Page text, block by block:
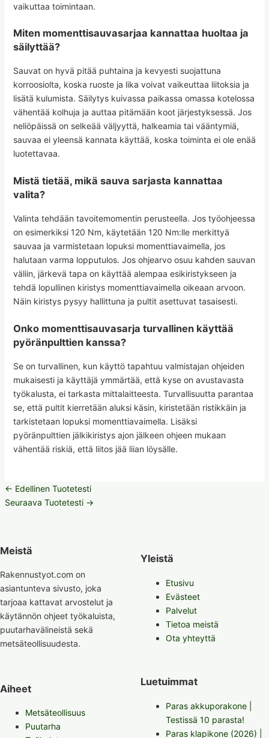
vaikuttaa toimintaan.
Miten momenttisauvasarjaa kannattaa huoltaa ja
säilyttää?
Sauvat on hyvä pitää puhtaina ja kevyesti suojattuna
korroosiolta, koska ruoste ja lika voivat vaikeuttaa liitoksia ja
lisätä kulumista. Säilytys kuivassa paikassa omassa kotelossa
vähentää kolhuja ja auttaa pitämään koot järjestyksessä. Jos
neliöpäissä on selkeää väljyyttä, halkeamia tai vääntymiä,
sauvaa ei yleensä kannata käyttää, koska toiminta ei ole enää
luotettavaa.
Mistä tietää, mikä sauva sarjasta kannattaa
valita?
Valinta tehdään tavoitemomentin perusteella. Jos työohjeessa
on esimerkiksi 120 Nm, käytetään 120 Nm:lle merkittyä
sauvaa ja varmistetaan lopuksi momenttiavaimella, jos
halutaan varma lopputulos. Jos ohjearvo osuu kahden sauvan
väliin, järkevä tapa on käyttää alempaa esikiristykseen ja
tehdä lopullinen kiristys momenttiavaimella oikeaan arvoon.
Näin kiristys pysyy hallittuna ja pultit asettuvat tasaisesti.
Onko momenttisauvasarja turvallinen käyttää
pyöränpulttien kanssa?
Se on turvallinen, kun käyttö tapahtuu valmistajan ohjeiden
mukaisesti ja käyttäjä ymmärtää, että kyse on avustavasta
työkalusta, ei tarkasta mittalaitteesta. Turvallisuutta parantaa
se, että pultit kierretään aluksi käsin, kiristetään ristikkäin ja
tarkistetaan lopuksi momenttiavaimella. Lisäksi
pyöränpulttien jälkikiristys ajon jälkeen ohjeen mukaan
vähentää riskiä, että liitos jää liian löysälle.
← Edellinen Tuotetesti
Seuraava Tuotetesti →
Meistä
Rakennustyot.com on
asiantunteva sivusto, joka
tarjoaa kattavat arvostelut ja
käytännön ohjeet työkaluista,
puutarhavälineistä sekä
metsäteollisuudesta.
Yleistä
Etusivu
Evästeet
Palvelut
Tietoa meistä
Ota yhteyttä
Aiheet
Metsäteollisuus
Puutarha
Luetuimmat
Paras akkuporakone |
Testissä 10 parasta!
Paras klapikone (2026) |